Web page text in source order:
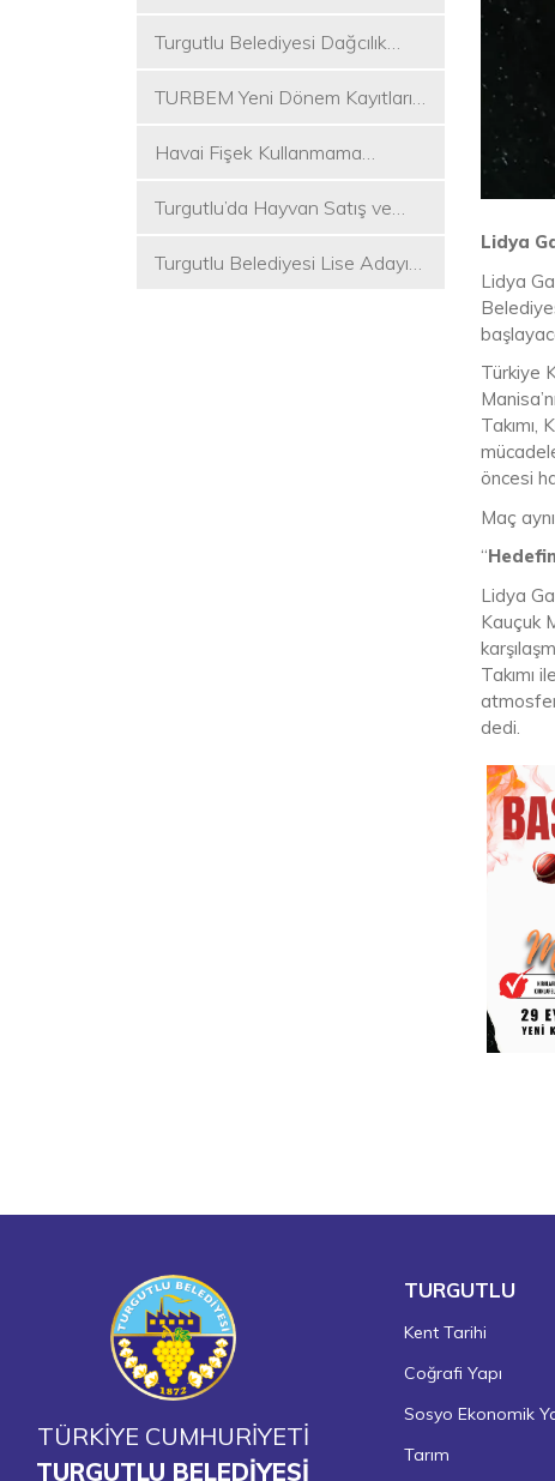
Turgutlu Belediyesi Dağcılık
Düzenledi
TURBEM Yeni Dönem Kayıtları
Havai Fişek Kullanmama
Akın Oldu
Turgutlu’da Hayvan Satış ve
Turgutlu Belediyesi Lise Adayı
Lidya
Lidya
Türkiye
Takımı,
öncesi
Maç
“
Lidya
Kauçuk
Takımı
dedi.
TÜRKİYE CUMHURİYETİ
TURGUTLU BELEDİYESİ
TURGUTLU
Kent Tarihi
Coğrafi Yapı
Sosyo Ekonomik
Tarım